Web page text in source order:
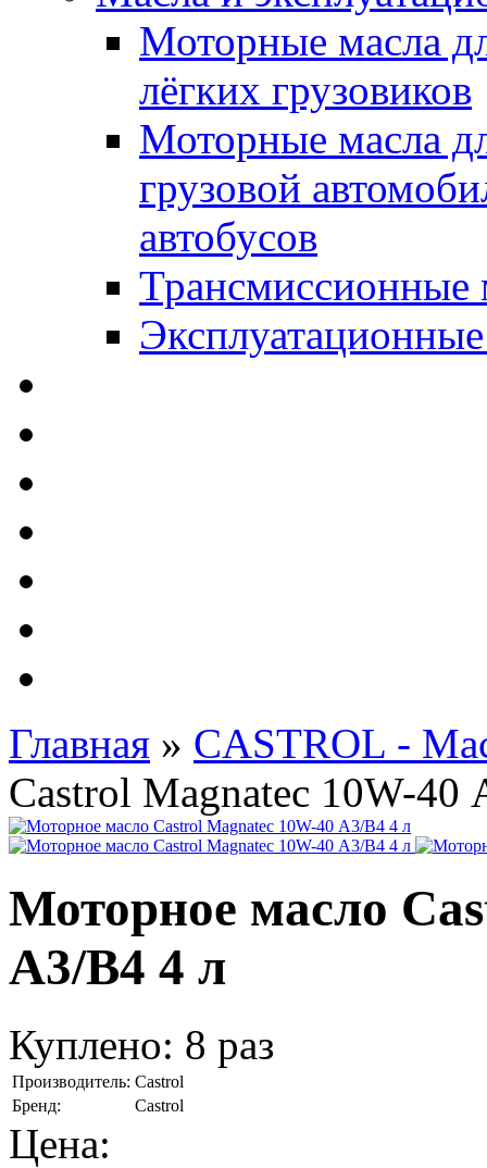
Моторные масла
лёгких грузовиков
Моторные масла
грузовой
автобусов
Трансмиссионные
Главная » CASTROL -
Castrol Magnatec 10W-40
Моторное масло
А3/В4 4 л
Куплено: 8 раз
Производитель: Castrol
Бренд:
Castrol
Цена: